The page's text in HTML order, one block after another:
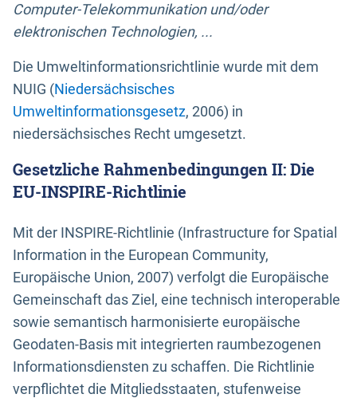
Computer-Telekommunikation und/oder
elektronischen Technologien, ...
Die Umweltinformationsrichtlinie wurde mit dem
NUIG (Niedersächsisches
Umweltinformationsgesetz, 2006) in
niedersächsisches Recht umgesetzt.
Gesetzliche Rahmenbedingungen II: Die
EU-INSPIRE-Richtlinie
Mit der INSPIRE-Richtlinie (Infrastructure for Spatial
Information in the European Community,
Europäische Union, 2007) verfolgt die Europäische
Gemeinschaft das Ziel, eine technisch interoperable
sowie semantisch harmonisierte europäische
Geodaten-Basis mit integrierten raumbezogenen
Informationsdiensten zu schaffen. Die Richtlinie
verpflichtet die Mitgliedsstaaten, stufenweise